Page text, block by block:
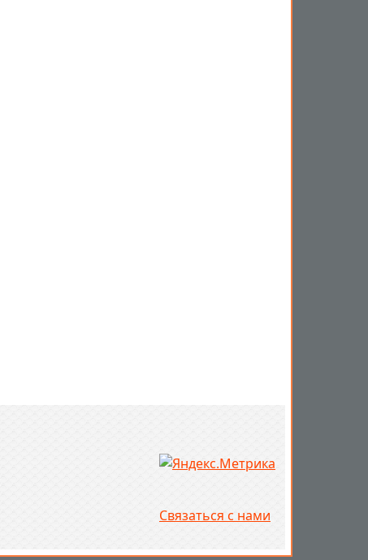
Связаться с нами